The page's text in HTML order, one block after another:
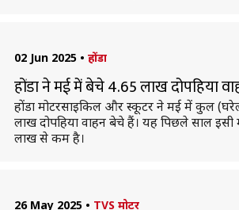
02 Jun 2025 • होंडा
होंडा ने मई में बेचे 4.65 लाख दोपहिया
होंडा मोटरसाइकिल और स्कूटर ने मई में कुल
लाख दोपहिया वाहन बेचे हैं। यह पिछले साल
लाख से कम है।
26 May 2025 • TVS मोटर